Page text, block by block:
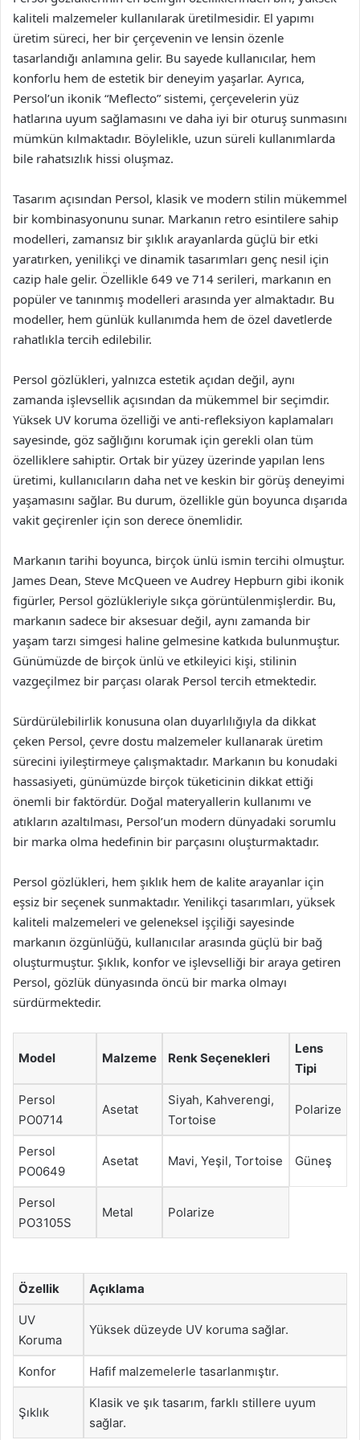
kaliteli malzemeler kullanılarak üretilmesidir. El yapımı
üretim süreci, her bir çerçevenin ve lensin özenle
tasarlandığı anlamına gelir. Bu sayede kullanıcılar, hem
konforlu hem de estetik bir deneyim yaşarlar. Ayrıca,
Persol’un ikonik “Meflecto” sistemi, çerçevelerin yüz
hatlarına uyum sağlamasını ve daha iyi bir oturuş sunmasını
mümkün kılmaktadır. Böylelikle, uzun süreli kullanımlarda
bile rahatsızlık hissi oluşmaz.
Tasarım açısından Persol, klasik ve modern stilin mükemmel
bir kombinasyonunu sunar. Markanın retro esintilere sahip
modelleri, zamansız bir şıklık arayanlarda güçlü bir etki
yaratırken, yenilikçi ve dinamik tasarımları genç nesil için
cazip hale gelir. Özellikle 649 ve 714 serileri, markanın en
popüler ve tanınmış modelleri arasında yer almaktadır. Bu
modeller, hem günlük kullanımda hem de özel davetlerde
rahatlıkla tercih edilebilir.
Persol gözlükleri, yalnızca estetik açıdan değil, aynı
zamanda işlevsellik açısından da mükemmel bir seçimdir.
Yüksek UV koruma özelliği ve anti-refleksiyon kaplamaları
sayesinde, göz sağlığını korumak için gerekli olan tüm
özelliklere sahiptir. Ortak bir yüzey üzerinde yapılan lens
üretimi, kullanıcıların daha net ve keskin bir görüş deneyimi
yaşamasını sağlar. Bu durum, özellikle gün boyunca dışarıda
vakit geçirenler için son derece önemlidir.
Markanın tarihi boyunca, birçok ünlü ismin tercihi olmuştur.
James Dean, Steve McQueen ve Audrey Hepburn gibi ikonik
figürler, Persol gözlükleriyle sıkça görüntülenmişlerdir. Bu,
markanın sadece bir aksesuar değil, aynı zamanda bir
yaşam tarzı simgesi haline gelmesine katkıda bulunmuştur.
Günümüzde de birçok ünlü ve etkileyici kişi, stilinin
vazgeçilmez bir parçası olarak Persol tercih etmektedir.
Sürdürülebilirlik konusuna olan duyarlılığıyla da dikkat
çeken Persol, çevre dostu malzemeler kullanarak üretim
sürecini iyileştirmeye çalışmaktadır. Markanın bu konudaki
hassasiyeti, günümüzde birçok tüketicinin dikkat ettiği
önemli bir faktördür. Doğal materyallerin kullanımı ve
atıkların azaltılması, Persol’un modern dünyadaki sorumlu
bir marka olma hedefinin bir parçasını oluşturmaktadır.
Persol gözlükleri, hem şıklık hem de kalite arayanlar için
eşsiz bir seçenek sunmaktadır. Yenilikçi tasarımları, yüksek
kaliteli malzemeleri ve geleneksel işçiliği sayesinde
markanın özgünlüğü, kullanıcılar arasında güçlü bir bağ
oluşturmuştur. Şıklık, konfor ve işlevselliği bir araya getiren
Persol, gözlük dünyasında öncü bir marka olmayı
sürdürmektedir.
Model Malzeme Renk Seçenekleri
Lens
Tipi
Persol
PO0714
Asetat
Siyah, Kahverengi,
Tortoise
Polarize
Persol
PO0649
Asetat Mavi, Yeşil, Tortoise Güneş
Persol
PO3105S
Metal Polarize
Özellik Açıklama
UV
Koruma
Yüksek düzeyde UV koruma sağlar.
Konfor Hafif malzemelerle tasarlanmıştır.
Şıklık
Klasik ve şık tasarım, farklı stillere uyum
sağlar.